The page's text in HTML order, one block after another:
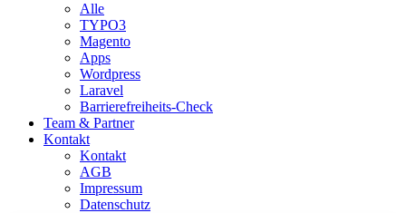
Alle
TYPO3
Magento
Apps
Wordpress
Laravel
Barrierefreiheits-Check
Team & Partner
Kontakt
Kontakt
AGB
Impressum
Datenschutz